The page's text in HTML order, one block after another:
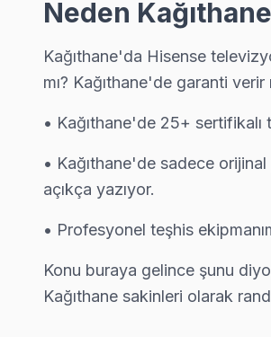
Kağıthane'da Sanayi mahallesi için
Seyrantepe Hisense Servis
Kağıthane Hisense Servis →
Şirintepe Hisense Servis
Kağıthane'nın Şirintepe bölgesindeki
Kağıthane TV Servis Merkezi →
Talatpaşa Hisense Servis
Hisense TV Talatpaşa adresinde
Neden
Kağıthane'da Hisense
mı? Kağıthane'de garanti
• Kağıthane'de 25+
• Kağıthane'de sadece
açıkça yazıyor.
• Profesyonel teşhis
Konu buraya gelince şunu
Kağıthane sakinleri olarak